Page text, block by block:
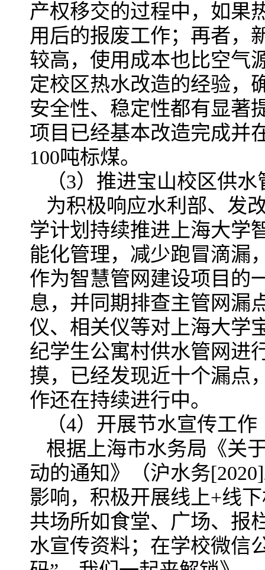
产权移交的过程中，如果
用后的报废工作；再者，
较高，使用成本也比空气
定校区热水改造的经验，
安全性、稳定性都有显著
项目已经基本改造完成并
100吨标煤。
（3）推进宝山校区供
为积极响应水利部、发
学计划持续推进上海大学
能化管理，减少跑冒滴漏
作为智慧管网建设项目的
息，并同期排查主管网漏
仪、相关仪等对上海大学
纪学生公寓村供水管网进
摸，已经发现近十个漏点
作还在持续进行中。
（4）开展节水宣传工作
根据上海市水务局《关
动的通知》（沪水务
影响，积极开展线上+线
共场所如食堂、广场、报
水宣传资料；在学校微信